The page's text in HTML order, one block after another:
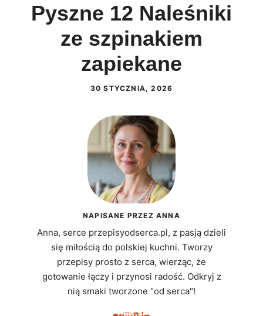
Pyszne 12 Naleśniki
ze szpinakiem
zapiekane
30 STYCZNIA, 2026
NAPISANE PRZEZ ANNA
Anna, serce przepisyodserca.pl, z pasją dzieli
się miłością do polskiej kuchni. Tworzy
przepisy prosto z serca, wierząc, że
gotowanie łączy i przynosi radość. Odkryj z
nią smaki tworzone "od serca"!